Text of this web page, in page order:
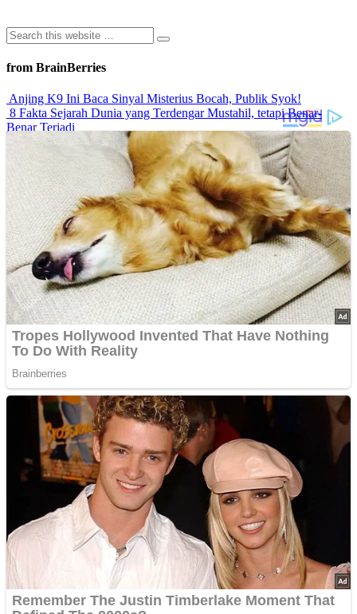
from BrainBerries
Anjing K9 Ini Baca Sinyal Misterius Bocah, Publik Syok!
8 Fakta Sejarah Dunia yang Terdengar Mustahil, tetapi Benar-
Benar Terjadi
Rahasia Sehat Sam Bimbo Yang Tetap Prima Di Usia Senja
9 Rahasia Mengejutkan Di Balik Monumen Batu Kuno Dunia!
Inilah Cara Mendeteksi Kebohongan Lewat Gerakan Bibir!
Advertisements